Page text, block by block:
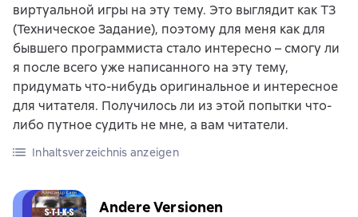
виртуальной игры на эту тему. Это выглядит как ТЗ
(Техническое Задание), поэтому для меня как для
бывшего программиста стало интересно – смогу ли
я после всего уже написанного на эту тему,
придумать что-нибудь оригинальное и интересное
для читателя. Получилось ли из этой попытки что-
либо путное судить не мне, а вам читатели.
Inhaltsverzeichnis anzeigen
Andere Versionen